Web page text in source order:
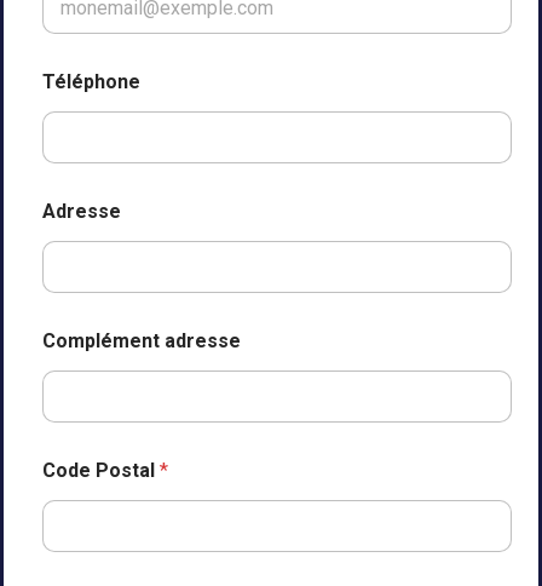
Téléphone
Adresse
Complément adresse
Code Postal *